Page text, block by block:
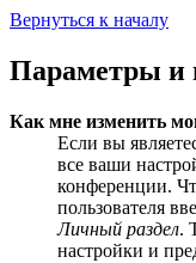
Вернуться к началу
Параметры и
Как мне изменить
Если вы
все ваши
конференции.
пользователя
Личный раздел.
настройки и